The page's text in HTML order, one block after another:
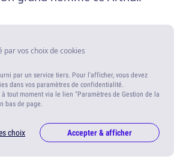
par vos choix de cookies
par un service tiers. Pour l'afficher, vous devez
dans vos paramètres de confidentialité.
tout moment via le lien "Paramètres de Gestion de la
bas de page.
choix Accepter & afficher